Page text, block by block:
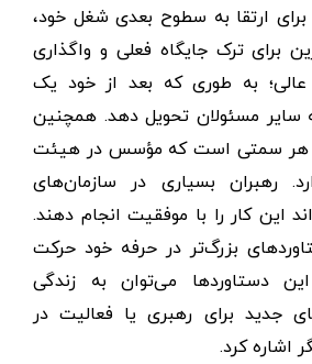
برای ارتقا به سطوح بعدی شغل خود،
برای ترک جایگاه فعلی و واگذاری
عالی؛ به طوری که بعد از خود یک
سایر مسئولان تحویل دهد. همچنین
هر سمتی است که مؤسس در هیئت
رهبران بسیاری در سازمان‌های
این کار را با موفقیت انجام دهند.
بزرگ‌تر در حرفه خود حرکت
دستاوردها می‌توان به زندگی
جدید برای رهبری یا فعالیت در
اشاره کرد.